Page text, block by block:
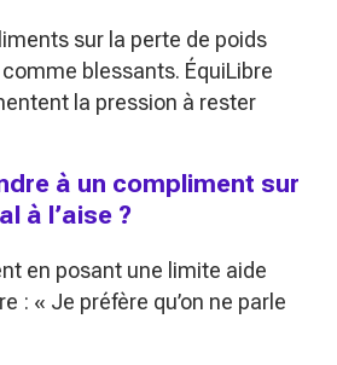
sur la perte de poids
blessants. ÉquiLibre
la pression à rester
à un compliment sur
à l’aise ?
en posant une limite aide
: « Je préfère qu’on ne parle